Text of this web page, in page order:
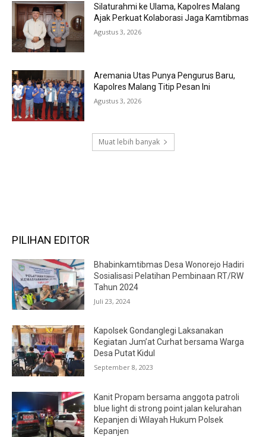
Silaturahmi ke Ulama, Kapolres Malang
Ajak Perkuat Kolaborasi Jaga Kamtibmas
Agustus 3, 2026
Aremania Utas Punya Pengurus Baru,
Kapolres Malang Titip Pesan Ini
Agustus 3, 2026
Muat lebih banyak
PILIHAN EDITOR
Bhabinkamtibmas Desa Wonorejo Hadiri
Sosialisasi Pelatihan Pembinaan RT/RW
Tahun 2024
Juli 23, 2024
Kapolsek Gondanglegi Laksanakan
Kegiatan Jum’at Curhat bersama Warga
Desa Putat Kidul
September 8, 2023
Kanit Propam bersama anggota patroli
blue light di strong point jalan kelurahan
Kepanjen di Wilayah Hukum Polsek
Kepanjen